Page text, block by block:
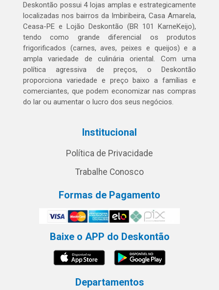
Deskontão possui 4 lojas amplas e estrategicamente
localizadas nos bairros da Imbiribeira, Casa Amarela,
Ceasa-PE e Lojão Deskontão (BR 101 KarneKeijo),
tendo como grande diferencial os produtos
frigorificados (carnes, aves, peixes e queijos) e a
ampla variedade de culinária oriental. Com uma
política agressiva de preços, o Deskontão
proporciona variedade e preço baixo a famílias e
comerciantes, que podem economizar nas compras
do lar ou aumentar o lucro dos seus negócios.
Institucional
Política de Privacidade
Trabalhe Conosco
Formas de Pagamento
Baixe o APP do Deskontão
Departamentos